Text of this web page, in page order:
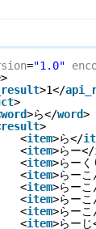
="1.0"
>
>1</
>
word>ら</word>
result>
<item>ら</
<item>らー</
<item>らー
<item>らー
<item>らー
<item>らー
<item>らー
<item>らー